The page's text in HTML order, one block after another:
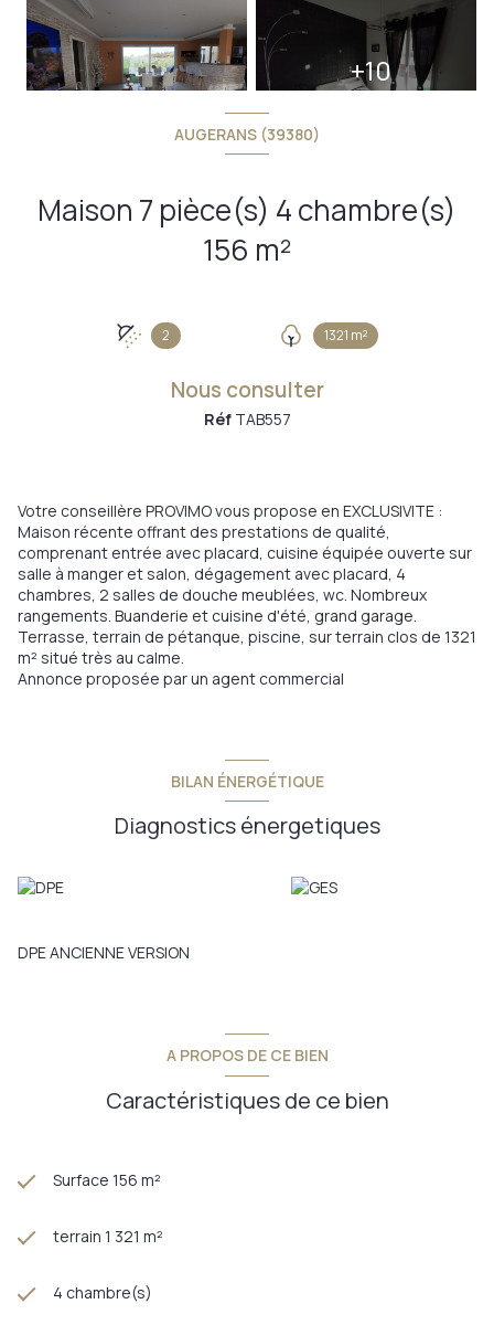
+10
AUGERANS (39380)
Maison 7 pièce(s) 4 chambre(s)
156 m²
2 1321 m²
Nous consulter
Réf TAB557
Votre conseillère PROVIMO vous propose en EXCLUSIVITE :
Maison récente offrant des prestations de qualité,
comprenant entrée avec placard, cuisine équipée ouverte sur
salle à manger et salon, dégagement avec placard, 4
chambres, 2 salles de douche meublées, wc. Nombreux
rangements. Buanderie et cuisine d'été, grand garage.
Terrasse, terrain de pétanque, piscine, sur terrain clos de 1321
m² situé très au calme.
Annonce proposée par un agent commercial
BILAN ÉNERGÉTIQUE
Diagnostics énergetiques
DPE ANCIENNE VERSION
A PROPOS DE CE BIEN
Caractéristiques de ce bien
Surface 156 m²
terrain 1 321 m²
4 chambre(s)